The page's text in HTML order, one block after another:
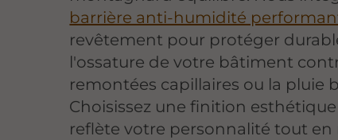
barrière anti-humidité
revêtement pour protéger
l'ossature de votre bâtiment
remontées capillaires ou la pluie
Choisissez une finition
reflète votre personnalité tout en